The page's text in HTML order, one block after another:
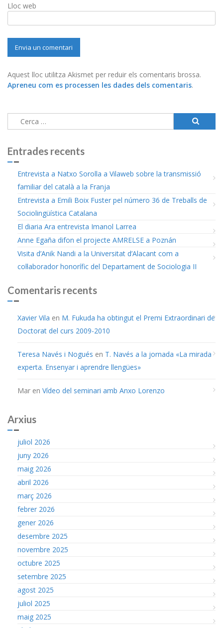
Lloc web
Aquest lloc utilitza Akismet per reduir els comentaris brossa.
Apreneu com es processen les dades dels comentaris.
Cerca:
Entrades recents
Entrevista a Natxo Sorolla a Vilaweb sobre la transmissió
familiar del català a la Franja
Entrevista a Emili Boix Fuster pel número 36 de Treballs de
Sociolingüística Catalana
El diaria Ara entrevista Imanol Larrea
Anne Egaña difon el projecte AMRELSE a Poznán
Visita d’Anik Nandi a la Universitat d’Alacant com a
col·laborador honorífic del Departament de Sociologia II
Comentaris recents
Xavier Vila en M. Fukuda ha obtingut el Premi Extraordinari de
Doctorat del curs 2009-2010
Teresa Navés i Nogués en T. Navés a la jornada «La mirada
experta. Ensenyar i aprendre llengües»
Mar en Vídeo del seminari amb Anxo Lorenzo
Arxius
juliol 2026
juny 2026
maig 2026
abril 2026
març 2026
febrer 2026
gener 2026
desembre 2025
novembre 2025
octubre 2025
setembre 2025
agost 2025
juliol 2025
maig 2025